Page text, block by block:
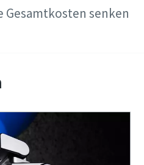
Gesamtkosten senken